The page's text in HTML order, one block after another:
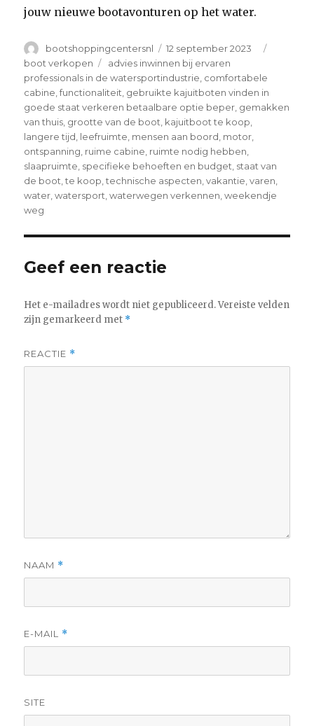
jouw nieuwe bootavonturen op het water.
Author
bootshoppingcentersnl
Posted
on
12 september 2023
boot verkopen
Tags
advies inwinnen bij ervaren
professionals in de watersportindustrie comfortabele
cabine ,functionaliteit gebruikte kajuitboten vinden in
goede staat verkeren betaalbare optie beper gemakken
van thuis grootte van de boot kajuitboot te koop
langere tijd leefruimte mensen aan boord motor
ontspanning ruime cabine ruimte nodig hebben
slaapruimte specifieke behoeften en budget staat van
de boot ,te koop ,technische aspecten ,vakantie ,varen
water ,watersport ,waterwegen verkennen ,weekendje
weg
Geef een reactie
Het e-mailadres wordt niet gepubliceerd. Vereiste velden
zijn gemarkeerd met *
REACTIE *
NAAM *
E-MAIL *
SITE